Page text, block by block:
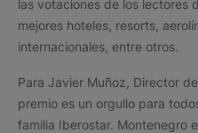
las votaciones de los lectores
mejores hoteles, resorts,
internacionales, entre otros.
Para Javier Muñoz, Director
premio es un orgullo para
familia Iberostar. Montenegro